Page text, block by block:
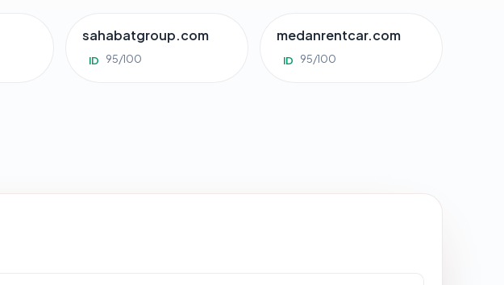
sahabatgroup.com
ID 95/100
medanrentcar.com
ID 95/100